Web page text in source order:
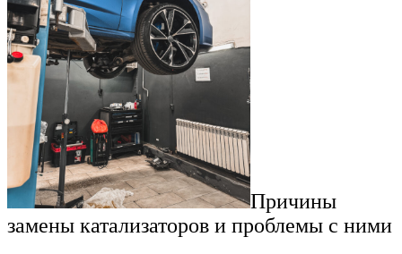
Причины
замены катализаторов и проблемы с ними